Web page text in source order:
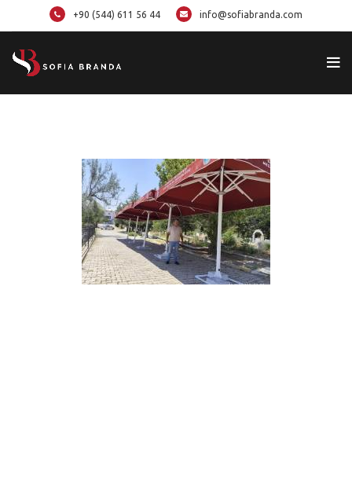
+90 (544) 611 56 44 info@sofiabranda.com